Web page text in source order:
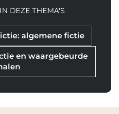
algemene fictie
en waargebeurde
DEZE THEMA'S